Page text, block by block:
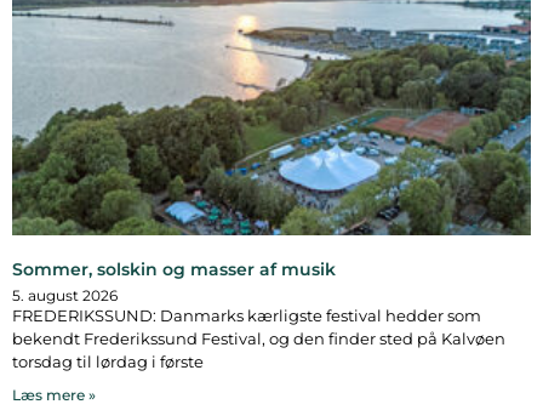
Sommer, solskin og masser af musik
5. august 2026
FREDERIKSSUND: Danmarks kærligste festival hedder som
bekendt Frederikssund Festival, og den finder sted på Kalvøen
torsdag til lørdag i første
Læs mere »